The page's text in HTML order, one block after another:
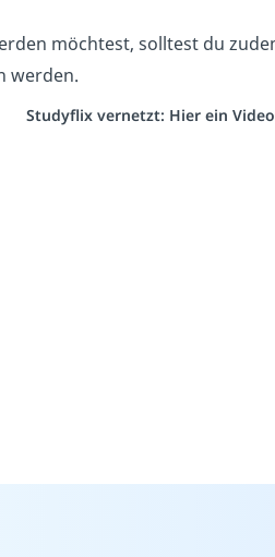
möchtest, solltest du
werden.
Studyflix vernetzt: Hier ein